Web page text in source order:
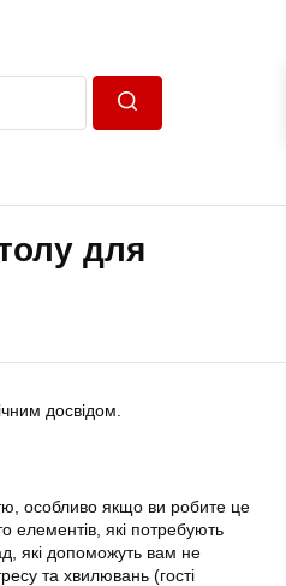
для
досвідом.
особливо якщо ви робите це
елементів, які потребують
які допоможуть вам не
та хвилювань (гості